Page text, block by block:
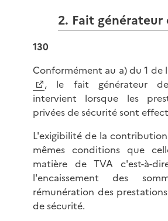
2. Fait
130
Conformément au a) du 1 de
, le fait générateur
intervient lorsque les
privées de sécurité sont
L'exigibilité de la
mêmes conditions que
matière de TVA c'est-à-
l'encaissement des
rémunération des
de sécurité.